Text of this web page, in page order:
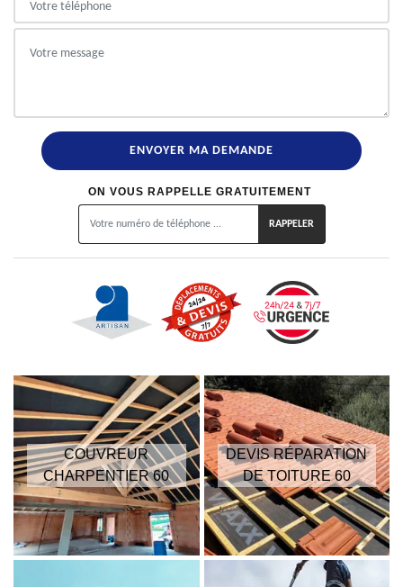
ON VOUS RAPPELLE GRATUITEMENT
COUVREUR
CHARPENTIER 60
DEVIS RÉPARATION
DE TOITURE 60